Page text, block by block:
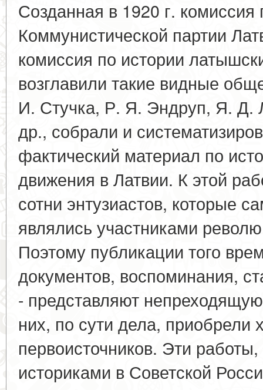
Созданная в 1920 г. комиссия
Коммунистической партии
комиссия по истории
возглавили такие видные
И. Стучка, Р. Я. Эндруп, Я. Д.
др., собрали и
фактический материал по
движения в Латвии. К этой
сотни энтузиастов, которые
являлись участниками
Поэтому публикации того
документов, воспоминания,
- представляют
них, по сути дела, приобрели
первоисточников. Эти
историками в Советской